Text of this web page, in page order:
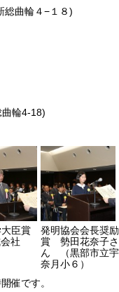
総曲輪４−１８)
輪4-18)
大臣賞
社
発明協会会長奨励
賞 勢田花奈子さ
ん （黒部市立宇
奈月小６）
催です。